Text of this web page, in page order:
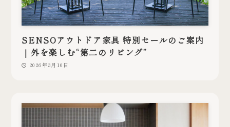
SENSOアウトドア家具 特別セールのご案内
｜外を楽しむ“第二のリビング”
2026年3月10日